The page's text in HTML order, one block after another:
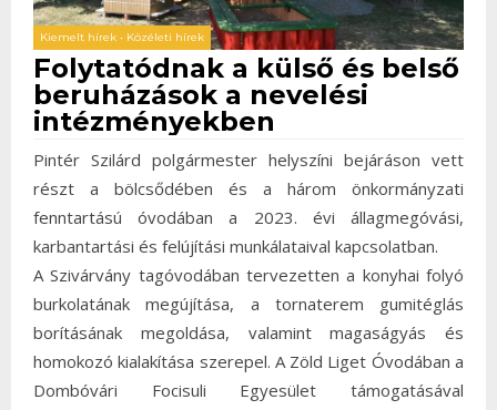
Kiemelt hírek • Közéleti hírek
Folytatódnak a külső és belső
beruházások a nevelési
intézményekben
Pintér Szilárd polgármester helyszíni bejáráson vett
részt a bölcsődében és a három önkormányzati
fenntartású óvodában a 2023. évi állagmegóvási,
karbantartási és felújítási munkálataival kapcsolatban.
A Szivárvány tagóvodában tervezetten a konyhai folyó
burkolatának megújítása, a tornaterem gumitéglás
borításának megoldása, valamint magaságyás és
homokozó kialakítása szerepel. A Zöld Liget Óvodában a
Dombóvári Focisuli Egyesület támogatásával